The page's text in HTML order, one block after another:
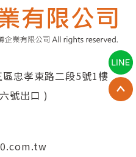
忠孝東路二段5號1樓
號出口 )